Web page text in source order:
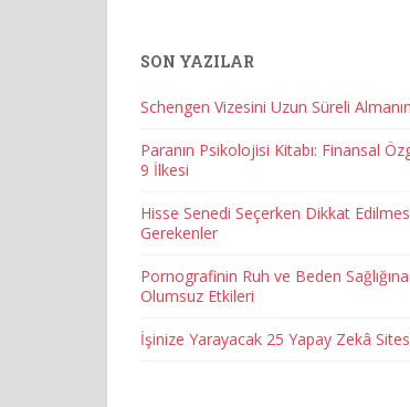
SON YAZILAR
Schengen Vizesini Uzun Süreli
Paranın Psikolojisi Kitabı: Finansal
9 İlkesi
Hisse Senedi Seçerken Dikkat
Gerekenler
Pornografinin Ruh ve Beden Sağlığına
Olumsuz Etkileri
İşinize Yarayacak 25 Yapay Zekâ